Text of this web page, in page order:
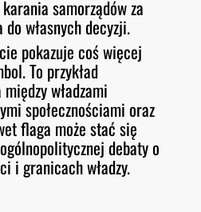
samorządów za
własnych decyzji.
pokazuje coś więcej
To przykład
władzami
społecznościami oraz
flaga może stać się
debaty o
i granicach władzy.